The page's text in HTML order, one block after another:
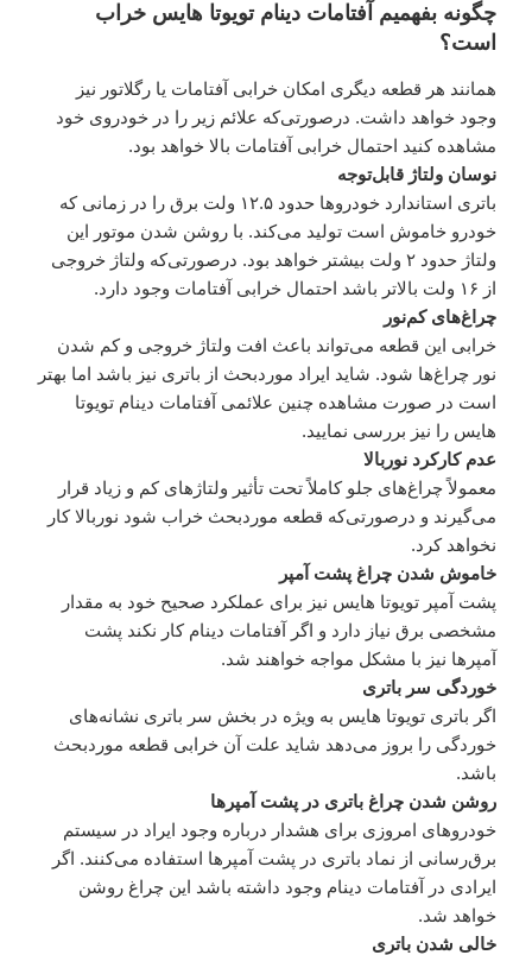
چگونه بفهمیم آفتامات دینام تویوتا هایس خراب
است؟
همانند هر قطعه دیگری امکان خرابی آفتامات یا رگلاتور نیز
وجود خواهد داشت. درصورتی‌که علائم زیر را در خودروی خود
مشاهده کنید احتمال خرابی آفتامات بالا خواهد بود.
نوسان ولتاژ قابل‌توجه
باتری استاندارد خودروها حدود ۱۲.۵ ولت برق را در زمانی که
خودرو خاموش است تولید می‌کند. با روشن شدن موتور این
ولتاژ حدود ۲ ولت بیشتر خواهد بود. درصورتی‌که ولتاژ خروجی
از ۱۶ ولت بالاتر باشد احتمال خرابی آفتامات وجود دارد.
چراغ‌های کم‌نور
خرابی این قطعه می‌تواند باعث افت ولتاژ خروجی و کم شدن
نور چراغ‌ها شود. شاید ایراد موردبحث از باتری نیز باشد اما بهتر
است در صورت مشاهده چنین علائمی آفتامات دینام تویوتا
هایس را نیز بررسی نمایید.
عدم کارکرد نوربالا
معمولاً چراغ‌های جلو کاملاً تحت تأثیر ولتاژهای کم و زیاد قرار
می‌گیرند و درصورتی‌که قطعه موردبحث خراب شود نوربالا کار
نخواهد کرد.
خاموش شدن چراغ پشت آمپر
پشت آمپر تویوتا هایس نیز برای عملکرد صحیح خود به مقدار
مشخصی برق نیاز دارد و اگر آفتامات دینام کار نکند پشت
آمپرها نیز با مشکل مواجه خواهند شد.
خوردگی سر باتری
اگر باتری تویوتا هایس به ویژه در بخش سر باتری نشانه‌های
خوردگی را بروز می‌دهد شاید علت آن خرابی قطعه موردبحث
باشد.
روشن شدن چراغ باتری در پشت آمپرها
خودروهای امروزی برای هشدار درباره وجود ایراد در سیستم
برق‌رسانی از نماد باتری در پشت آمپرها استفاده می‌کنند. اگر
ایرادی در آفتامات دینام وجود داشته باشد این چراغ روشن
خواهد شد.
خالی شدن باتری